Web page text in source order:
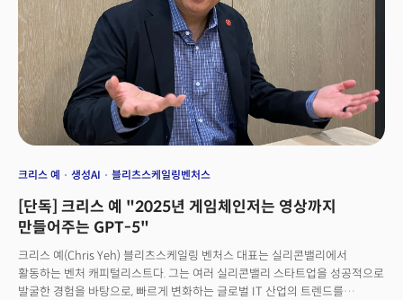
정 대표는 "에이아이눈은 2025년 2월 글로벌 예약 판매를 시작한다"며
"가격도 무게도 일반 고급 안경과 큰 차이가 나지 않는 149달러(약 20만원)
수준으로 책정했다"고 밝혔다.그는 이어 "내년 4분기에는 시각 장애인용과
산업용 등 각 분야에 특화된 2세대 제품도 선보일 예정"이라고 말했다.
크리스 예 생성AI 블리츠스케일링벤처스
[단독] 크리스 예 "2025년 게임체인저는 영상까지
만들어주는 GPT-5"
크리스 예(Chris Yeh) 블리츠스케일링 벤처스 대표는 실리콘밸리에서
활동하는 벤처 캐피털리스트다. 그는 여러 실리콘밸리 스타트업을 성공적으로
발굴한 경험을 바탕으로, 빠르게 변화하는 글로벌 IT 산업의 트렌드를